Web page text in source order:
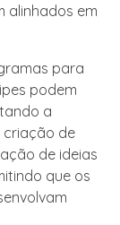
alinhados em
para
podem
a
criação de
de ideias
que os